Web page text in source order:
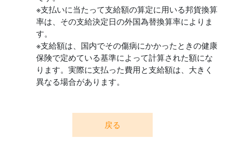
※支払いに当たって支給額の算定に用いる邦貨換算
率は、その支給決定日の外国為替換算率によりま
す。
※支給額は、国内でその傷病にかかったときの健康
保険で定めている基準によって計算された額にな
ります。実際に支払った費用と支給額は、大きく
異なる場合があります。
戻る